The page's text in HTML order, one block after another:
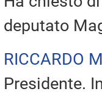
deputato
RICCARDO
Presidente.